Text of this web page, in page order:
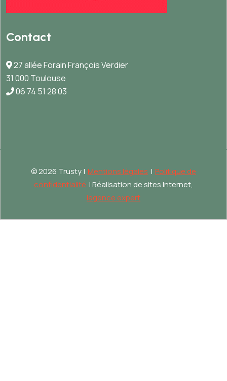
Contact
27 allée Forain François Verdier
31 000 Toulouse
06 74 51 28 03
©2026 Trusty | Mentions légales | Politique de
confidentialité | Réalisation de sites Internet,
lagence.expert